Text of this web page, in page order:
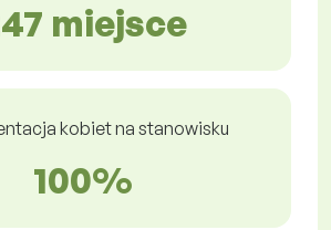
miejsce
kobiet na stanowisku
100%